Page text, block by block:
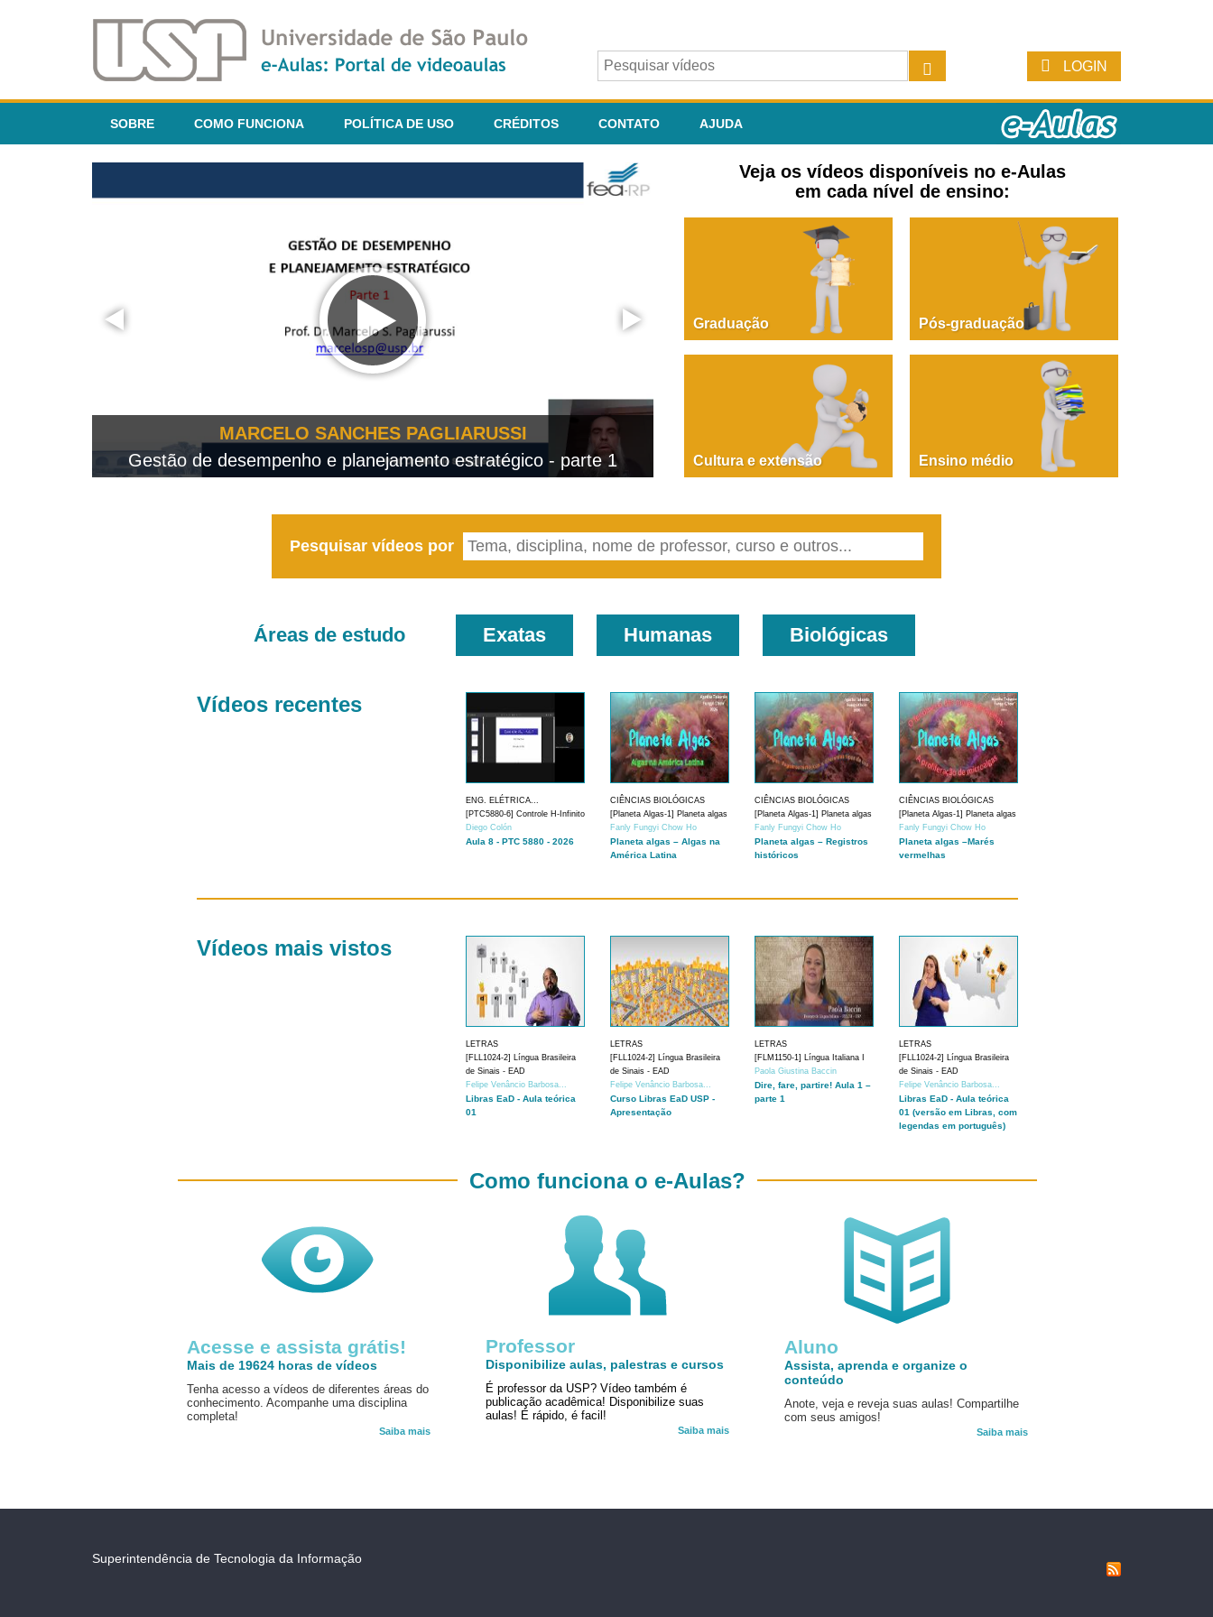
LOGIN
SOBRE COMO FUNCIONA POLÍTICA DE USO CRÉDITOS CONTATO AJUDA
MARCELO SANCHES PAGLIARUSSI
Gestão de desempenho e planejamento estratégico - parte 1
PAOLA GIUSTINA BACCIN
Dire, fare, partire! Aula 1 – parte 1
Veja os vídeos disponíveis no e-Aulas
em cada nível de ensino:
Graduação Pós-graduação
Cultura e extensão Ensino médio
Pesquisar vídeos por
Áreas de estudo Exatas Humanas Biológicas
Vídeos recentes
ENG. ELÉTRICA...
[PTC5880-6] Controle H-Infinito
Diego Colón
Aula 8 - PTC 5880 - 2026
CIÊNCIAS BIOLÓGICAS
[Planeta Algas-1] Planeta algas
Fanly Fungyi Chow Ho
Planeta algas – Algas na
América Latina
CIÊNCIAS BIOLÓGICAS
[Planeta Algas-1] Planeta algas
Fanly Fungyi Chow Ho
Planeta algas – Registros
históricos
CIÊNCIAS BIOLÓGICAS
[Planeta Algas-1] Planeta algas
Fanly Fungyi Chow Ho
Planeta algas –Marés
vermelhas
Vídeos mais vistos
LETRAS
[FLL1024-2] Língua Brasileira
de Sinais - EAD
Felipe Venâncio Barbosa...
Libras EaD - Aula teórica
01
LETRAS
[FLL1024-2] Língua Brasileira
de Sinais - EAD
Felipe Venâncio Barbosa...
Curso Libras EaD USP -
Apresentação
LETRAS
[FLM1150-1] Língua Italiana I
Paola Giustina Baccin
Dire, fare, partire! Aula 1 –
parte 1
LETRAS
[FLL1024-2] Língua Brasileira
de Sinais - EAD
Felipe Venâncio Barbosa...
Libras EaD - Aula teórica
01 (versão em Libras, com
legendas em português)
Acesse e assista grátis!
Mais de 19624 horas de vídeos
Tenha acesso a vídeos de diferentes áreas do
conhecimento. Acompanhe uma disciplina
completa!
Saiba mais
Aluno
Assista, aprenda e organize o
conteúdo
Anote, veja e reveja suas aulas! Compartilhe
com seus amigos!
Saiba mais
Como funciona o e-Aulas?
Professor
Disponibilize aulas, palestras e cursos
É professor da USP? Vídeo também é
publicação acadêmica! Disponibilize suas
aulas! É rápido, é facil!
Saiba mais
Superintendência de Tecnologia da Informação